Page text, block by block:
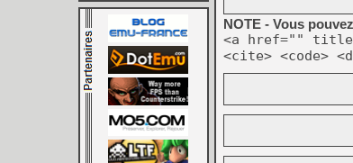
NOTE - Vous
<a href=""
<cite> <code>